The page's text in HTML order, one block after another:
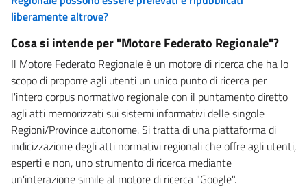
liberamente altrove?
Cosa si intende per "Motore Federato Regionale"?
Il Motore Federato Regionale è un motore di ricerca che ha lo
scopo di proporre agli utenti un unico punto di ricerca per
l'intero corpus normativo regionale con il puntamento diretto
agli atti memorizzati sui sistemi informativi delle singole
Regioni/Province autonome. Si tratta di una piattaforma di
indicizzazione degli atti normativi regionali che offre agli utenti,
esperti e non, uno strumento di ricerca mediante
un'interazione simile al motore di ricerca "Google".